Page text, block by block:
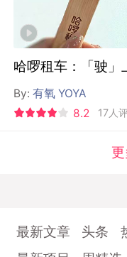
哈啰租车：「驶」
By:有氧 YOYA
8.2
17人
最新文章 头条